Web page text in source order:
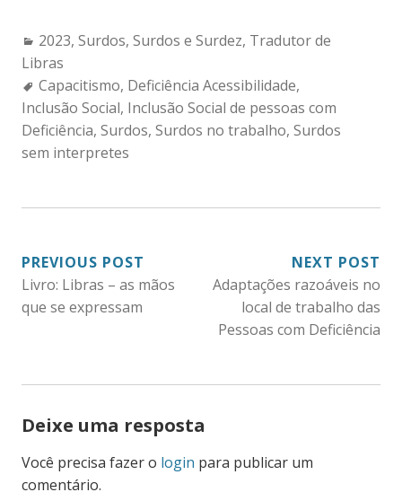
Categories:
2023, Surdos, Surdos e Surdez, Tradutor de
Libras
Tags:
Capacitismo, Deficiência Acessibilidade,
Inclusão Social, Inclusão Social de pessoas com
Deficiência, Surdos, Surdos no trabalho, Surdos
sem interpretes
NAVEGAÇÃO
DE
PREVIOUS POST
Livro: Libras – as mãos
que se expressam
NEXT POST
Adaptações razoáveis no
local de trabalho das
Pessoas com Deficiência
Deixe uma resposta
Você precisa fazer o login para publicar um
comentário.